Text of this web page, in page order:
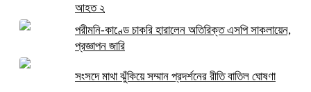
আহত ২
পরীমনি-কাণ্ডে চাকরি হারালেন অতিরিক্ত এসপি সাকলায়েন,
প্রজ্ঞাপন জারি
সংসদে মাথা ঝুঁকিয়ে সম্মান প্রদর্শনের রীতি বাতিল ঘোষণা